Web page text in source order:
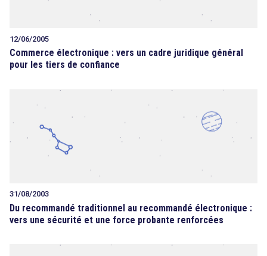
12/06/2005
Commerce électronique : vers un cadre juridique général
pour les tiers de confiance
31/08/2003
Du recommandé traditionnel au recommandé électronique :
vers une sécurité et une force probante renforcées